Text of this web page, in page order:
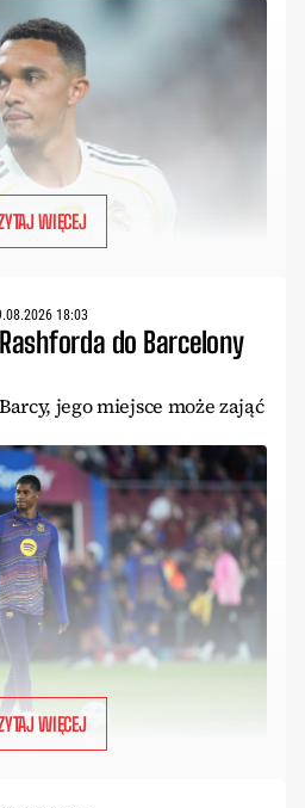
WIĘCEJ
18:03
do Barcelony
jego miejsce może zająć
WIĘCEJ